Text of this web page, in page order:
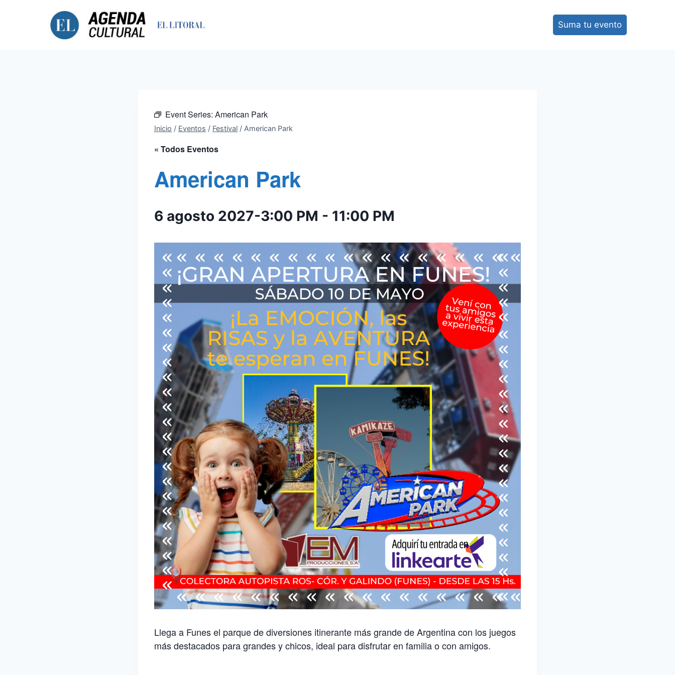
Suma tu evento
Event Series: American Park
Inicio / Eventos / Festival / American Park
« Todos Eventos
American Park
6 agosto 2027-3:00 PM - 11:00 PM
Llega a Funes el parque de diversiones itinerante más grande de Argentina con los juegos
más destacados para grandes y chicos, ideal para disfrutar en familia o con amigos.